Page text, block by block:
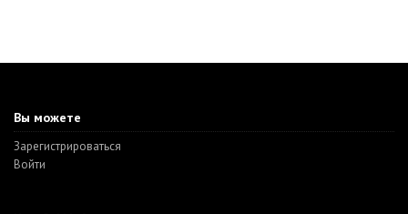
Вы можете
Зарегистрироваться
Войти